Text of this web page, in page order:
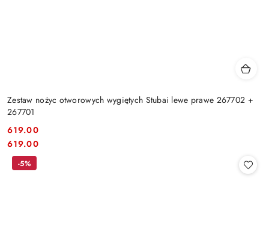
Zestaw nożyc otworowych wygiętych Stubai lewe prawe 267702 +
267701
Cena:
619.00
Cena:
619.00
-5%